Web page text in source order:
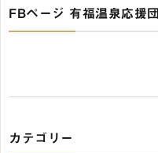
FBページ 有福温泉応援団
カテゴリー